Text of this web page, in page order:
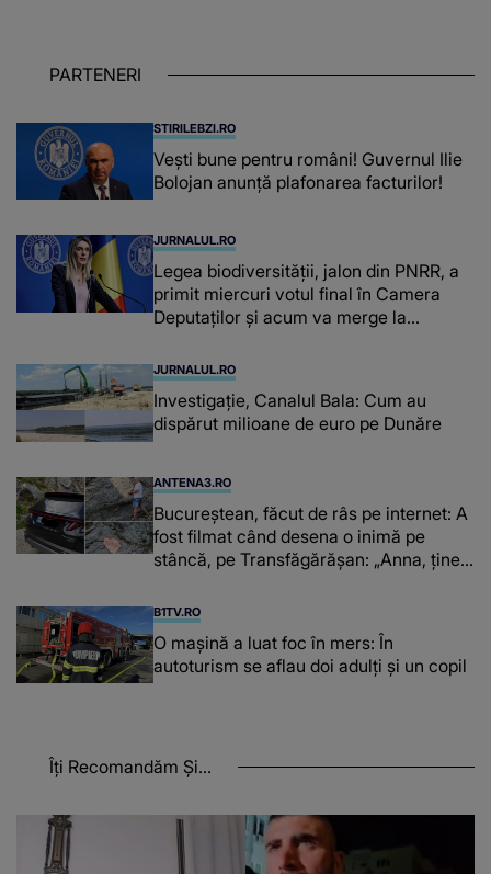
din mine și-a regăsit pacea"
PARTENERI
STIRILEBZI.RO
Vești bune pentru români! Guvernul Ilie
Bolojan anunță plafonarea facturilor!
JURNALUL.RO
Legea biodiversității, jalon din PNRR, a
primit miercuri votul final în Camera
Deputaților și acum va merge la
JURNALUL.RO
Investigație, Canalul Bala: Cum au
dispărut milioane de euro pe Dunăre
ANTENA3.RO
Bucureștean, făcut de râs pe internet: A
fost filmat când desena o inimă pe
stâncă, pe Transfăgărășan: „Anna, ține-
B1TV.RO
O maşină a luat foc în mers: În
autoturism se aflau doi adulți și un copil
Îți Recomandăm Și...